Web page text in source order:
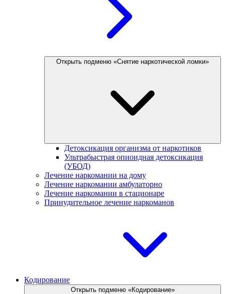
Открыть подменю «Снятие наркотической ломки»
Детоксикация организма от наркотиков
Ультрабыстрая опиоидная детоксикация
(УБОД)
Лечение наркомании на дому
Лечение наркомании амбулаторно
Лечение наркомании в стационаре
Принудительное лечение наркоманов
Кодирование
Открыть подменю «Кодирование»